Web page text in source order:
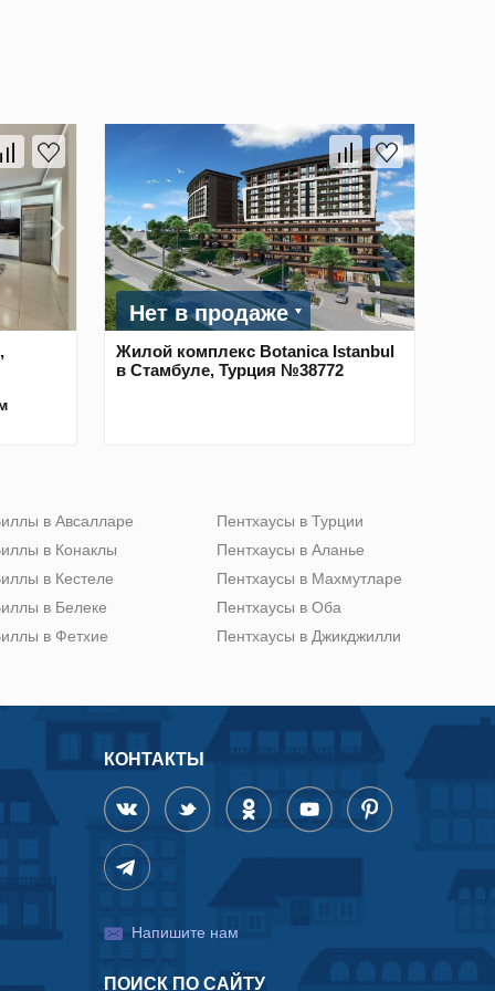
Нет в продаже
Жилой комплекс Botanica Istanbul
в Стамбуле, Турция №38772
в Авсалларе
в Конаклы
в Кестеле
в Белеке
в Фетхие
Пентхаусы в Турции
Пентхаусы в Аланье
Пентхаусы в Махмутларе
Пентхаусы в Оба
Пентхаусы в Джикджилли
КОНТАКТЫ
Напишите нам
ПОИСК ПО САЙТУ